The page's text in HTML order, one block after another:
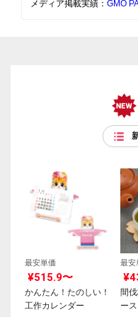
メディア掲載実績： GMO
最安単価
¥515.9〜
かんたん！たのしい！
工作カレンダー
最安
間
ー